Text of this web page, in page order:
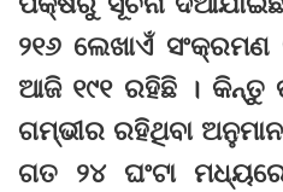
୨୧୬ ଲେଖାଏଁ ସଂକ୍ରମଣ
ଆଜି ୧୯୧ ରହିଛି । କିନ୍ତୁ
ଗମ୍ଭୀର ରହିଥିବା
ଗତ ୨୪ ଘଂଟା